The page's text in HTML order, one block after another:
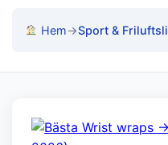
Hem→Sport &